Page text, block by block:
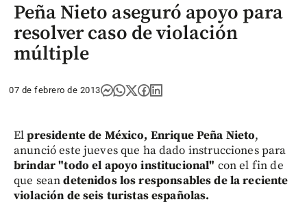
Peña Nieto aseguró apoyo para
resolver caso de violación
múltiple
07 de febrero de 2013
Elpresidente de México, Enrique Peña Nieto,
anunció este jueves que ha dado instrucciones para
brindar "todo el apoyo institucional" con el fin de
que seandetenidos los responsables de la reciente
violación de seis turistas españolas.